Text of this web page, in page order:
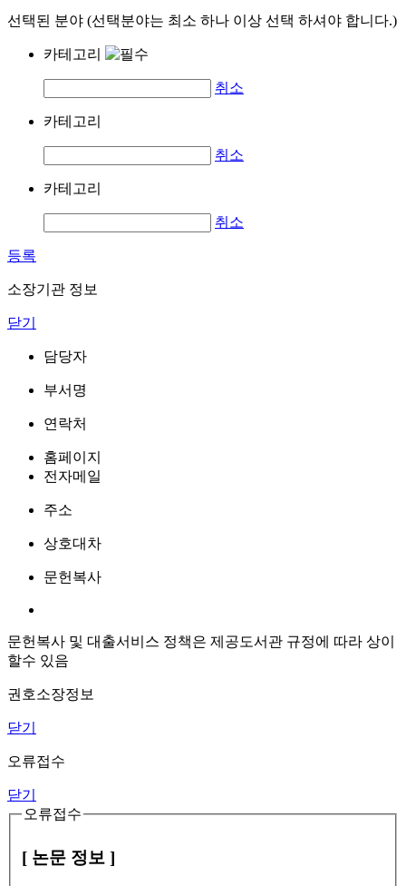
선택된 분야 (선택분야는 최소 하나 이상 선택 하셔야 합니다.)
카테고리
취소
카테고리
취소
카테고리
취소
등록
소장기관 정보
닫기
담당자
부서명
연락처
홈페이지
전자메일
주소
상호대차
문헌복사
문헌복사 및 대출서비스 정책은 제공도서관 규정에 따라 상이
할수 있음
권호소장정보
닫기
오류접수
닫기
오류접수
[ 논문 정보 ]